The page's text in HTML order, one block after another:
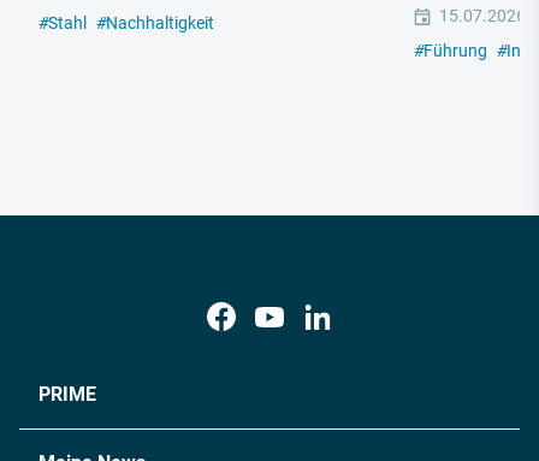
#Stahl #Nachhaltigkeit
15.07.2026
#Führung #
PRIME